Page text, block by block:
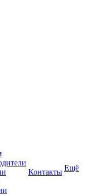
Контакты Ещё